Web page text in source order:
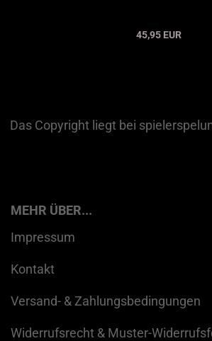
45,95 EUR
Das Copyright liegt bei
MEHR ÜBER...
Impressum
Kontakt
Versand- & Zahlungsbedingungen
Widerrufsrecht & Muster-